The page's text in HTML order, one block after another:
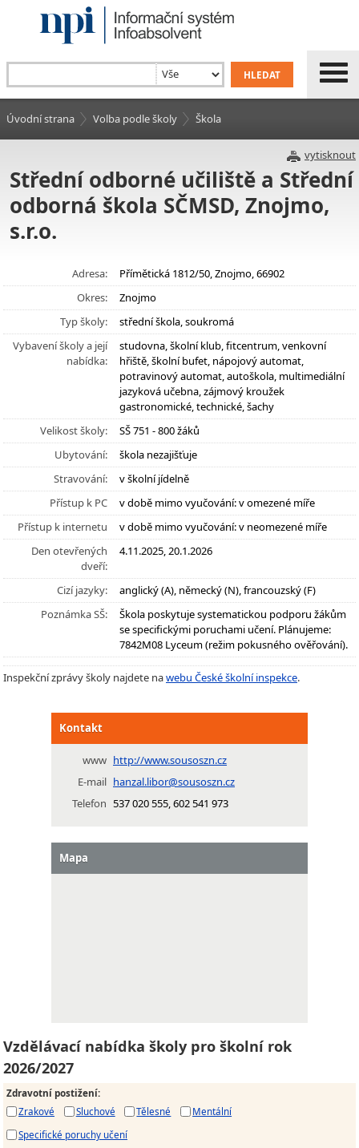
Úvodní strana Volba podle školy Škola
vytisknout
Střední odborné učiliště a Střední
odborná škola SČMSD, Znojmo,
s.r.o.
Adresa:
Přímětická 1812/50, Znojmo, 66902
Okres:
Znojmo
Typ školy:
střední škola, soukromá
Vybavení školy a její
nabídka:
studovna, školní klub, fitcentrum, venkovní
hřiště, školní bufet, nápojový automat,
potravinový automat, autoškola, multimediální
jazyková učebna, zájmový kroužek
gastronomické, technické, šachy
Velikost školy:
SŠ 751 - 800 žáků
Ubytování:
škola nezajišťuje
Stravování:
v školní jídelně
Přístup k PC
v době mimo vyučování: v omezené míře
Přístup k internetu
v době mimo vyučování: v neomezené míře
Den otevřených
dveří:
4.11.2025, 20.1.2026
Cizí jazyky:
anglický (A), německý (N), francouzský (F)
Poznámka SŠ:
Škola poskytuje systematickou podporu žákům
se specifickými poruchami učení. Plánujeme:
7842M08 Lyceum (režim pokusného ověřování).
Inspekční zprávy školy najdete nawebu České školní inspekce.
Kontakt
www http://www.sousoszn.cz
E-mail hanzal.libor@sousoszn.cz
Telefon 537 020 555, 602 541 973
Mapa
Vzdělávací nabídka školy pro školní rok
2026/2027
Zdravotní postižení:
Zrakové
Sluchové Tělesné
Mentální
Specifické poruchy učení